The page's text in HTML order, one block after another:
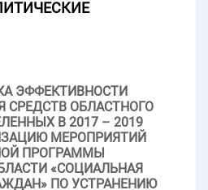
ЭФФЕКТИВНОСТИ
СРЕДСТВ ОБЛАСТНОГО
В 2017 – 2019
МЕРОПРИЯТИЙ
ПРОГРАММЫ
«СОЦИАЛЬНАЯ
ПО УСТРАНЕНИЮ